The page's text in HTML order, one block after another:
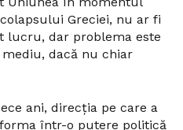
Greciei, nu ar fi
lucru, dar problema este
dacă nu chiar
ani, direcția pe care a
într-o putere politică